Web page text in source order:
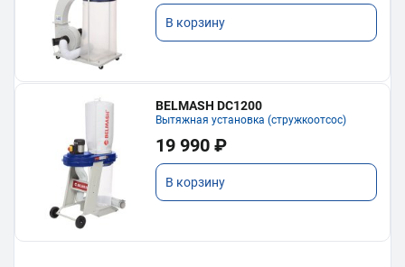
В корзину
BELMASH DC1200
Вытяжная установка (стружкоотсос)
19 990 ₽
В корзину